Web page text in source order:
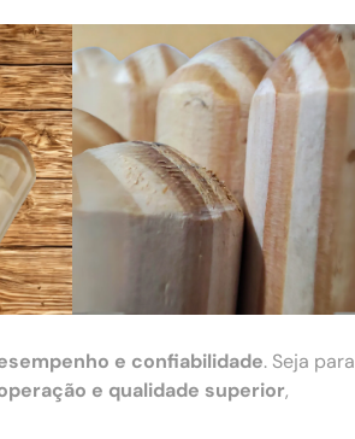
e confiabilidade. Seja para
e qualidade superior,